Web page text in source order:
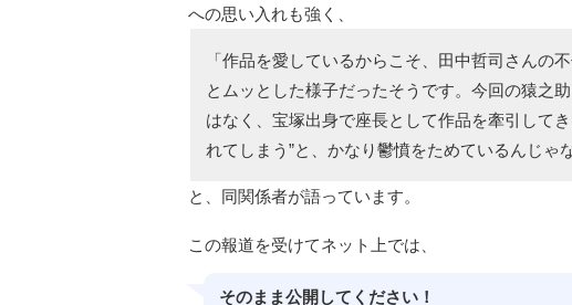
への思い入れも強く、
「作品を愛しているからこそ、田中哲司さんの
とムッとした様子だったそうです。今回の猿之
はなく、宝塚出身で座長として作品を牽引して
れてしまう”と、かなり鬱憤をためているんじゃ
と、同関係者が語っています。
この報道を受けてネット上では、
そのまま公開してください！